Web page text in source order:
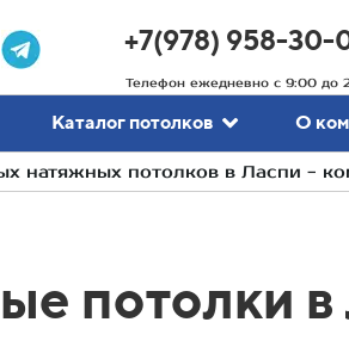
+7(978) 958-30-
Телефон ежедневно с 9:00 до
Каталог потолков О
натяжных потолков в Ласпи -
потолки